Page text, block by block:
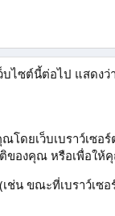
ไซต์นี้ต่อไป แสดง
โดยเว็บเบราว์เซ
ของคุณ หรือเพื่อให้
ช่น ขณะที่เบราว์เ